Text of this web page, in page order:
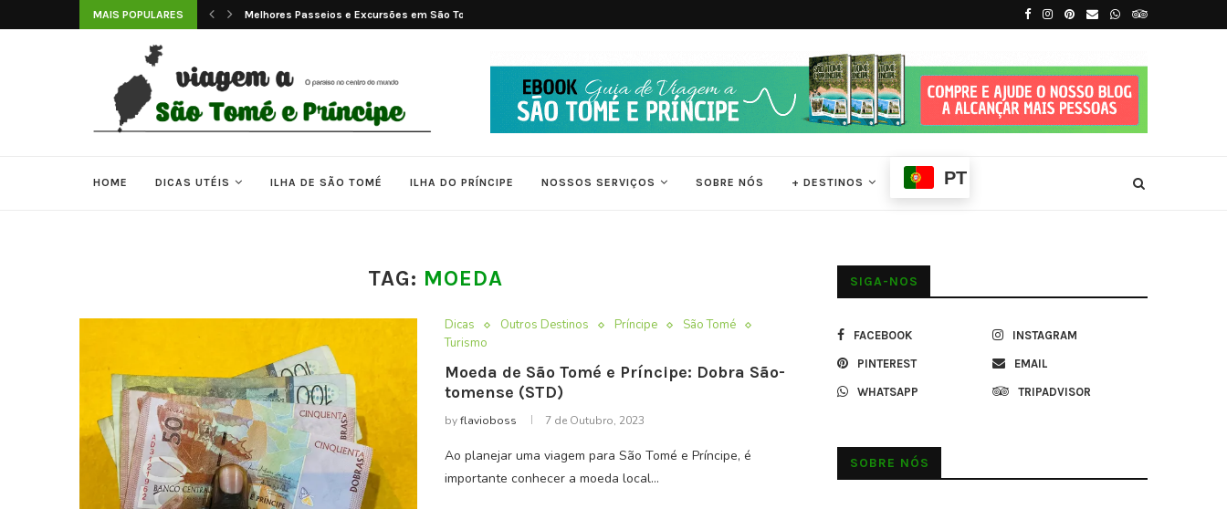
MAIS POPULARES Melhores Passeios e Excursões em São Tomé e... Tradições e Ritmos de São Tomé e
HOME DICAS UTÉIS ILHA DE SÃO TOMÉ ILHA DO PRÍNCIPE NOSSOS SERVIÇOS SOBRE NÓS + DESTINOS PT
TAG: MOEDA
Dicas Outros Destinos Príncipe
São Tomé
Turismo
Moeda de São Tomé e Príncipe: Dobra São-
tomense (STD)
byflavioboss 7 de Outubro, 2023
Ao planejar uma viagem para São Tomé e Príncipe, é
importante conhecer a moeda local…
SIGA-NOS
FACEBOOK INSTAGRAM
PINTEREST EMAIL
WHATSAPP TRIPADVISOR
SOBRE NÓS